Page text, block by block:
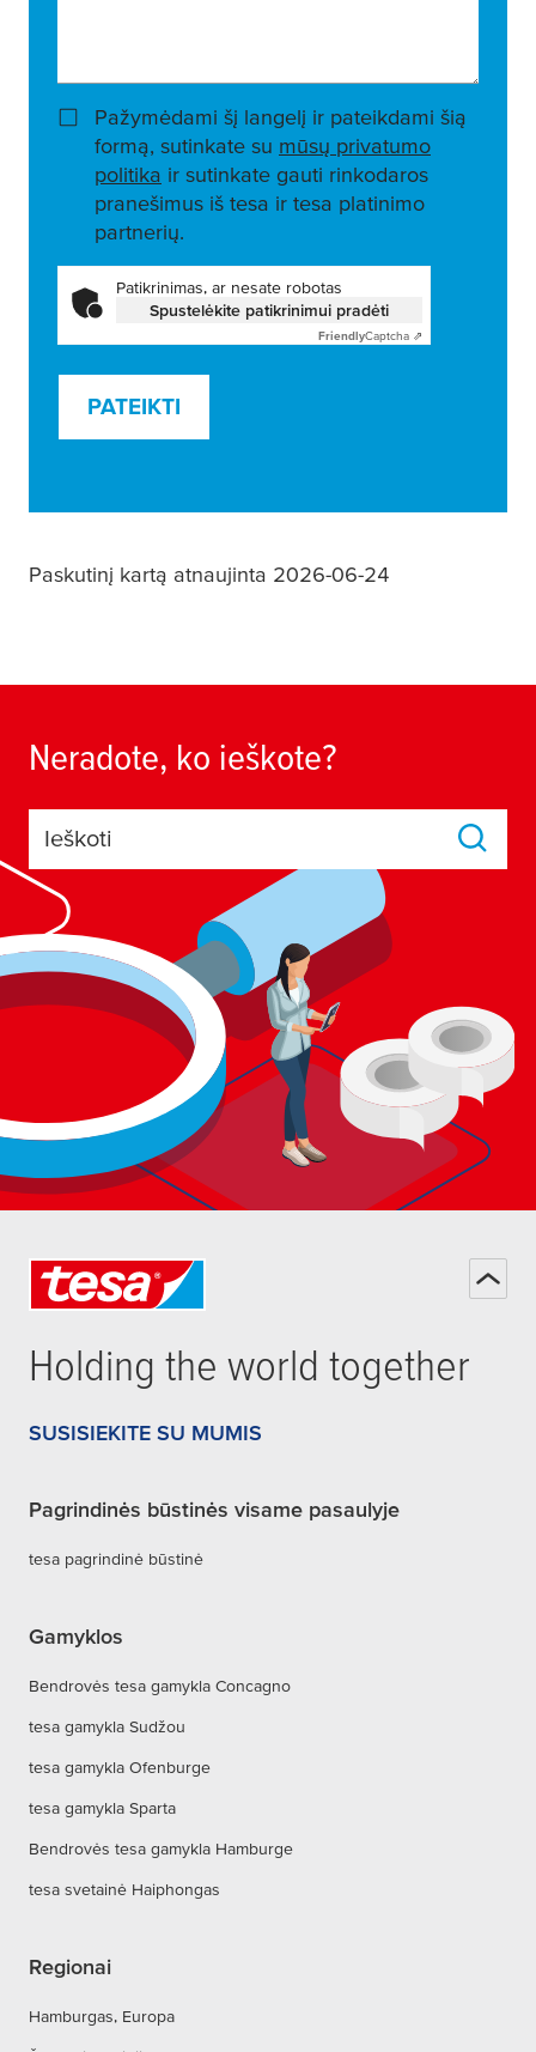
Pažymėdami šį langelį ir pateikdami šią
formą, sutinkate su mūsų privatumo
politika ir sutinkate gauti rinkodaros
pranešimus iš tesa ir tesa platinimo
partnerių.
Patikrinimas, ar nesate robotas
Spustelėkite patikrinimui pradėti
FriendlyCaptcha ⇗
PATEIKTI
Paskutinį kartą atnaujinta 2026-06-24
Neradote, ko ieškote?
Ieškoti
Holding the world together
SUSISIEKITE SU MUMIS
Pagrindinės būstinės visame pasaulyje
tesa pagrindinė būstinė
Gamyklos
Bendrovės tesa gamykla Concagno
tesa gamykla Sudžou
tesa gamykla Ofenburge
tesa gamykla Sparta
Bendrovės tesa gamykla Hamburge
tesa svetainė Haiphongas
Regionai
Hamburgas, Europa